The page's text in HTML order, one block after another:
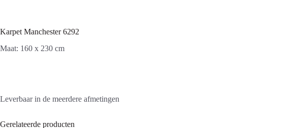
Karpet Manchester 6292
Maat: 160 x 230 cm
Leverbaar in de meerdere afmetingen
Gerelateerde producten